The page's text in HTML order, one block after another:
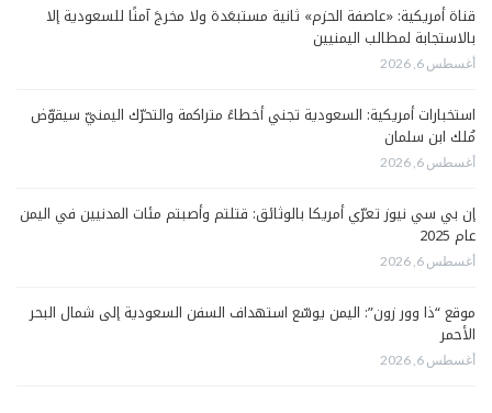
قناة أمريكية: «عاصفة الحزم» ثانية مستبعَدة ولا مخرجَ آمنًا للسعودية إلا
بالاستجابة لمطالب اليمنيين
أغسطس 6, 2026
استخبارات أمريكية: السعودية تجني أخطاءً متراكمة والتحرّك اليمنيّ سيقوّض
مُلك ابن سلمان
أغسطس 6, 2026
إن بي سي نيوز تعرّي أمريكا بالوثائق: قتلتم وأصبتم مئات المدنيين في اليمن
عام 2025
أغسطس 6, 2026
موقع “ذا وور زون”: اليمن يوسّع استهداف السفن السعودية إلى شمال البحر
الأحمر
أغسطس 6, 2026